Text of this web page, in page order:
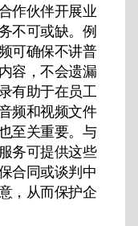
作伙伴开展业
不可或缺。例
可确保不讲普
容，不会遗漏
有助于在员工
频和视频文件
至关重要。与
务可提供这些
合同或谈判中
，从而保护企